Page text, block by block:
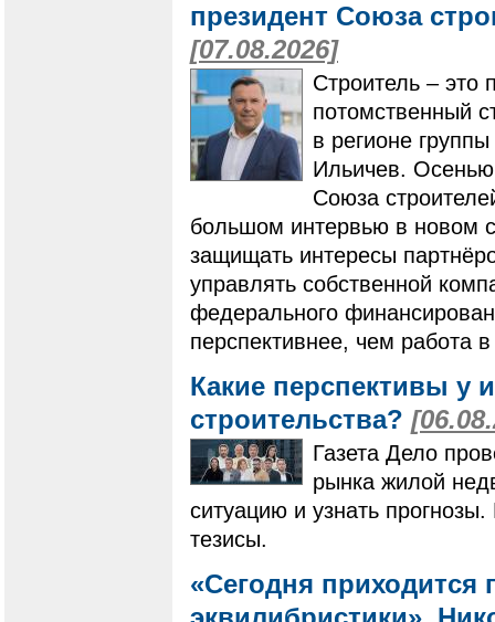
президент Союза
[07.08.2026]
Строитель – это
потомственный
в регионе
Ильичев.
Союза
большом интервью в новом
защищать интересы
управлять собственной
федерального
перспективнее, чем работа в
Какие перспективы у
строительства?
Газета Дело
рынка жилой
ситуацию и узнать
тезисы.
«Сегодня приходится